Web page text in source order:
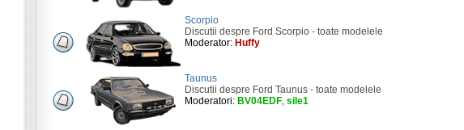
Scorpio
Discutii despre Ford Scorpio - toate modelele
Moderator: Huffy
Taunus
Discutii despre Ford Taunus - toate modelele
Moderatori: BV04EDF, sile1